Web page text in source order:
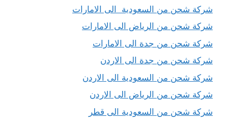
شركة شحن من السعودية الى الامارات
شركة شحن من الرياض الى الامارات
شركة شحن من جدة الى الامارات
شركة شحن من جدة الى الاردن
شركة شحن من السعودية الى الاردن
شركة شحن من الرياض الى الاردن
شركة شحن من السعودية الى قطر